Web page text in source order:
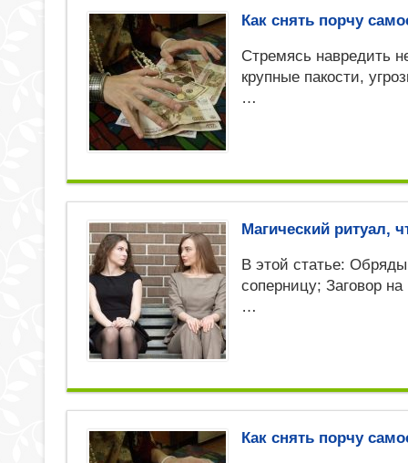
Как снять порчу
Стремясь навредить
крупные пакости,
…
Магический ритуал,
В этой статье:
соперницу; Заговор
…
Как снять порчу